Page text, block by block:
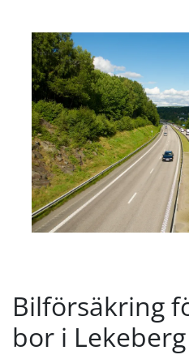
Bilförsäkring
bor i Lekeberg